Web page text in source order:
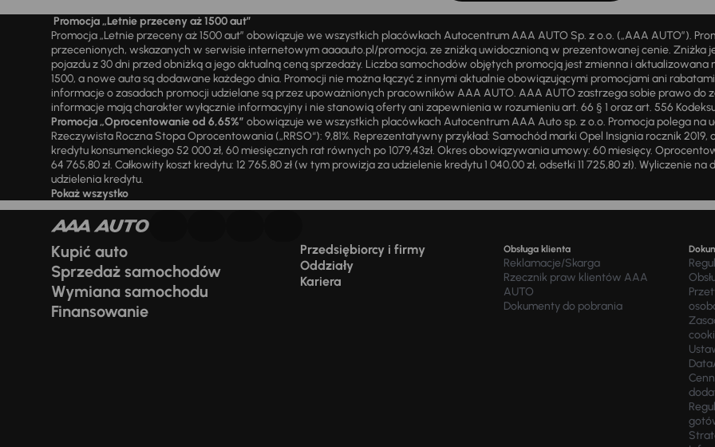
Promocja „Letnie przeceny aż 1500 aut”
Promocja „Letnie przeceny aż 1500 aut” obowiązuje we wszystkich placówkach Autocentrum AAA AUTO Sp. z o.o. („AAA AUTO”).
przecenionych, wskazanych w serwisie internetowym aaaauto.pl/promocja, ze zniżką uwidocznioną w prezentowanej cenie. Zniżka
pojazdu z 30 dni przed obniżką a jego aktualną ceną sprzedaży. Liczba samochodów objętych promocją jest zmienna i
1500, a nowe auta są dodawane każdego dnia. Promocji nie można łączyć z innymi aktualnie obowiązującymi promocjami ani
informacje o zasadach promocji udzielane są przez upoważnionych pracowników AAA AUTO. AAA AUTO zastrzega sobie prawo
informacje mają charakter wyłącznie informacyjny i nie stanowią oferty ani zapewnienia w rozumieniu art. 66 § 1 oraz art. 556
Promocja „Oprocentowanie od 6,65%” obowiązuje we wszystkich placówkach Autocentrum AAA Auto sp. z o.o. Promocja polega na
Rzeczywista Roczna Stopa Oprocentowania („RRSO“): 9,81%. Reprezentatywny przykład: Samochód marki Opel Insignia rocznik 2019,
kredytu konsumenckiego 52 000 zł, 60 miesięcznych rat równych po 1079,43zł. Okres obowiązywania umowy: 60 miesięcy.
64 765,80 zł. Całkowity koszt kredytu: 12 765,80 zł (w tym prowizja za udzielenie kredytu 1 040,00 zł, odsetki 11 725,80 zł). Wyliczenie
udzielenia kredytu.
Pokaż wszystko
Kupić auto
Sprzedaż samochodów
Wymiana samochodu
Finansowanie
Przedsiębiorcy i firmy
Oddziały
Kariera
Obsługa klienta
Reklamacje/Skarga
Rzecznik praw klientów AAA
AUTO
Dokumenty do pobrania